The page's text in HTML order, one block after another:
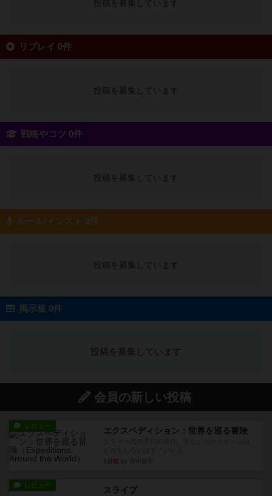
投稿を募集しています
リプレイ 0件
投稿を募集しています
戦略やコツ 0件
投稿を募集しています
ルール/インスト 0件
投稿を募集しています
掲示板 0件
投稿を募集しています
会員の新しい投稿
レビュー エクスペディション：世界を巡る冒険
1分前
レビュー スライプ